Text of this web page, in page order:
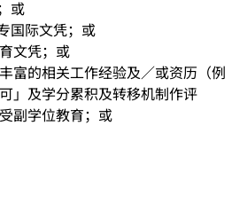
或
国际文凭；或
文凭；或
富的相关工作经验及／或资历（例
」及学分累积及转移机制作评
副学位教育；或